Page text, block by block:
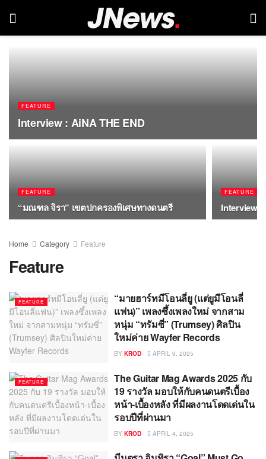
FEATURE
Interview : AiNA THE END
FEATURE
“มณฑล จิรา” เขตปกครองพิเศษทางดนตรี
FEATURE
Interview :
Home Category Feature
Feature
FEATURE
“มายฮาร์ทมีโอนลี่ยู (แต่ยูมีโอนลี่
แฟน)” เพลงซึ้งเพลงใหม่ จากสาม
หนุ่ม “ทรัมซี่” (Trumsey) ศิลปิน
ใหม่ค่าย Wayfer Records
BY KROD APRIL 9, 2025
FEATURE
The Guitar Mag Awards 2025 กับ
19 รางวัล มอบให้กับคนดนตรีเบื้อง
หน้า-เบื้องหลัง ที่มีผลงานโดดเด่นใน
รอบปีที่ผ่านมา
BY KROD APRIL 4, 2025